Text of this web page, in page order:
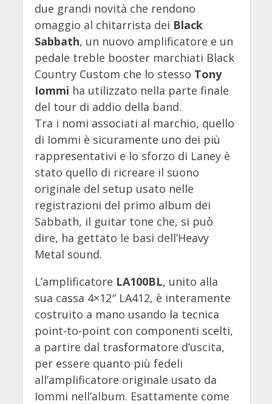
due grandi novità che rendono
omaggio al chitarrista dei Black
Sabbath, un nuovo amplificatore e un
pedale treble booster marchiati Black
Country Custom che lo stesso Tony
Iommi ha utilizzato nella parte finale
del tour di addio della band.
Tra i nomi associati al marchio, quello
di Iommi è sicuramente uno dei più
rappresentativi e lo sforzo di Laney è
stato quello di ricreare il suono
originale del setup usato nelle
registrazioni del primo album dei
Sabbath, il guitar tone che, si può
dire, ha gettato le basi dell’Heavy
Metal sound.
L’amplificatore LA100BL, unito alla
sua cassa 4×12″ LA412, è interamente
costruito a mano usando la tecnica
point-to-point con componenti scelti,
a partire dal trasformatore d’uscita,
per essere quanto più fedeli
all’amplificatore originale usato da
Iommi nell’album. Esattamente come